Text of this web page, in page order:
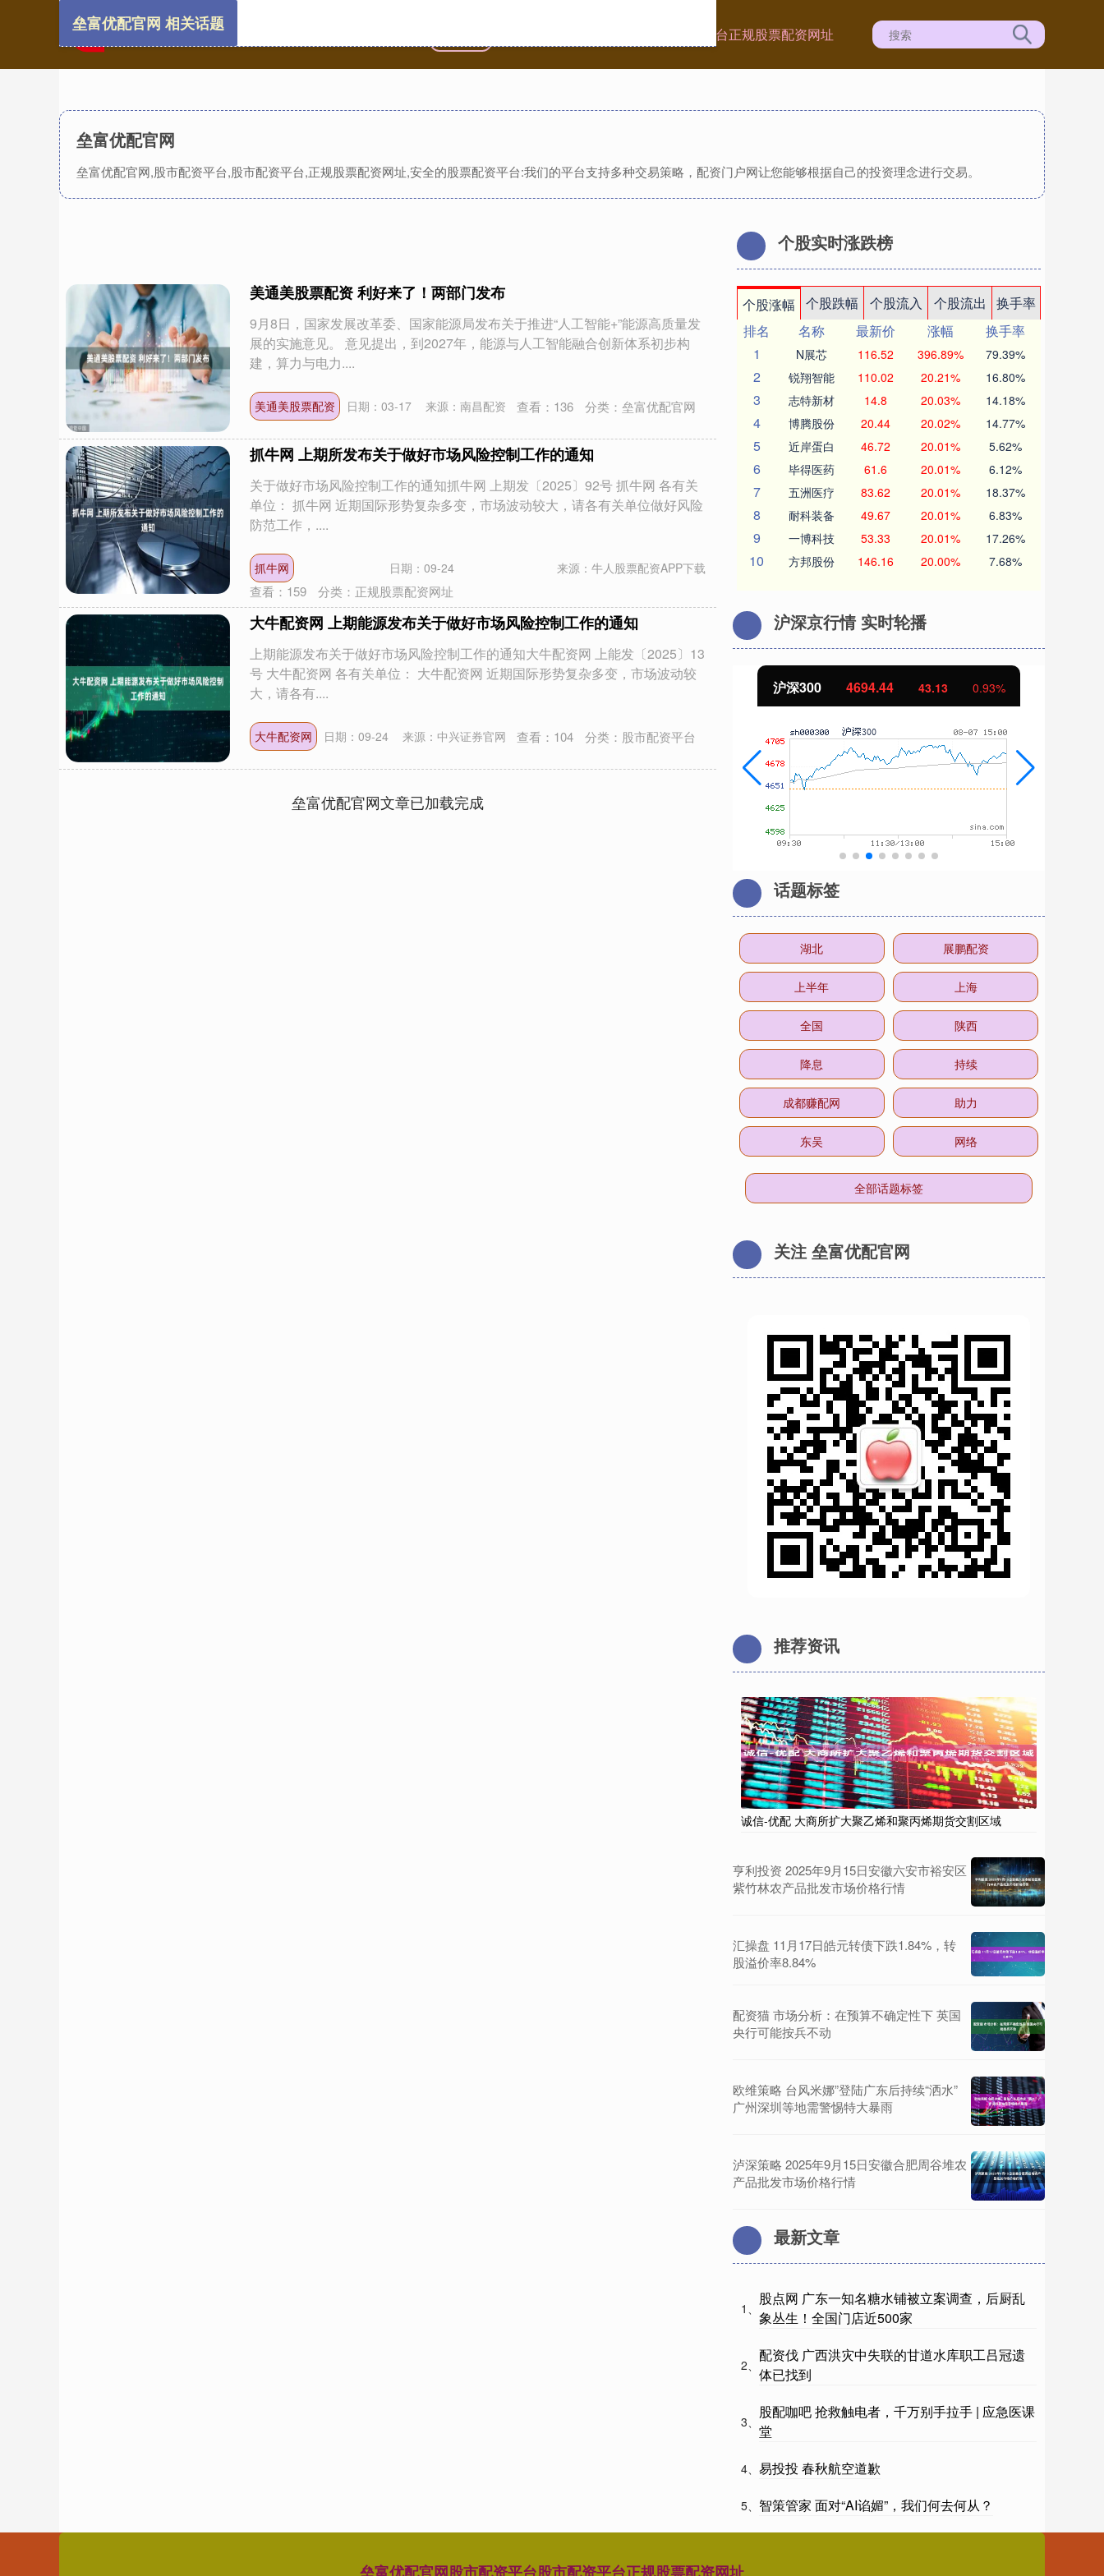
股市配资平台正规股票配资网址
垒富优配官网
垒富优配官网,股市配资平台,股市配资平台,正规股票配资网址,安全的股票配资平台:我们的平台支持多种交易策略，配资门户网让您能够根据自己的投资理念进行交易。
垒富优配官网 相关话题
美通美股票配资 利好来了！两部门发布
9月8日，国家发展改革委、国家能源局发布关于推进“人工智能+”能源高质量发
展的实施意见。 意见提出，到2027年，能源与人工智能融合创新体系初步构
建，算力与电力....
美通美股票配资 日期：03-17 来源：南昌配资 查看： 136 分类： 垒富优配官网
抓牛网 上期所发布关于做好市场风险控制工作的通知
关于做好市场风险控制工作的通知抓牛网 上期发〔2025〕92号 抓牛网 各有关
单位： 抓牛网 近期国际形势复杂多变，市场波动较大，请各有关单位做好风险
防范工作，....
抓牛网 日期：09-24 来源：牛人股票配资APP下载
查看： 159 分类： 正规股票配资网址
大牛配资网 上期能源发布关于做好市场风险控制工作的通知
上期能源发布关于做好市场风险控制工作的通知大牛配资网 上能发〔2025〕13
号 大牛配资网 各有关单位： 大牛配资网 近期国际形势复杂多变，市场波动较
大，请各有....
大牛配资网 日期：09-24 来源：中兴证券官网 查看： 104 分类： 股市配资平台
垒富优配官网文章已加载完成
个股实时涨跌榜
个股涨幅 个股跌幅 个股流入 个股流出
换手率
排名
名称 最新价 涨幅
换手率
1
N展芯 116.52 396.89% 79.39%
2 锐翔智能 110.02 20.21% 16.80%
3 志特新材 14.8 20.03% 14.18%
4 博腾股份 20.44 20.02% 14.77%
5 近岸蛋白 46.72 20.01% 5.62%
6 毕得医药 61.6 20.01% 6.12%
7 五洲医疗 83.62 20.01% 18.37%
8 耐科装备 49.67 20.01% 6.83%
9 一博科技 53.33 20.01% 17.26%
10 方邦股份 146.16 20.00% 7.68%
沪深京行情 实时轮播
深证成指 14311.01 200.89 4694.44 北证50 1134.24 11.37 1.01%
话题标签
湖北 展鹏配资
上半年 上海
全国 陕西
降息 持续
成都赚配网 助力
东吴 网络
全部话题标签
关注 垒富优配官网
推荐资讯
诚信-优配 大商所扩大聚乙烯和聚丙烯期货交割区域
亨利投资 2025年9月15日安徽六安市裕安区
紫竹林农产品批发市场价格行情
汇操盘 11月17日皓元转债下跌1.84%，转
股溢价率8.84%
配资猫 市场分析：在预算不确定性下 英国
央行可能按兵不动
欧维策略 台风米娜”登陆广东后持续“洒水”
广州深圳等地需警惕特大暴雨
泸深策略 2025年9月15日安徽合肥周谷堆农
产品批发市场价格行情
最新文章
1、
股点网 广东一知名糖水铺被立案调查，后厨乱
象丛生！全国门店近500家
2、
配资伐 广西洪灾中失联的甘道水库职工吕冠遗
体已找到
3、
股配咖吧 抢救触电者，千万别手拉手 | 应急医课
堂
4、 易投投 春秋航空道歉
5、 智策管家 面对“AI谄媚”，我们何去何从？